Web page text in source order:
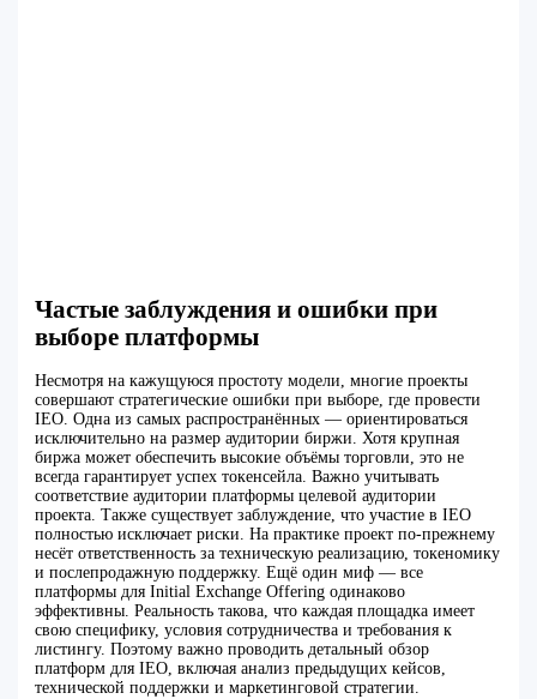
Частые заблуждения и ошибки при
выборе платформы
Несмотря на кажущуюся простоту модели, многие проекты
совершают стратегические ошибки при выборе, где провести
IEO. Одна из самых распространённых — ориентироваться
исключительно на размер аудитории биржи. Хотя крупная
биржа может обеспечить высокие объёмы торговли, это не
всегда гарантирует успех токенсейла. Важно учитывать
соответствие аудитории платформы целевой аудитории
проекта. Также существует заблуждение, что участие в IEO
полностью исключает риски. На практике проект по-прежнему
несёт ответственность за техническую реализацию, токеномику
и послепродажную поддержку. Ещё один миф — все
платформы для Initial Exchange Offering одинаково
эффективны. Реальность такова, что каждая площадка имеет
свою специфику, условия сотрудничества и требования к
листингу. Поэтому важно проводить детальный обзор
платформ для IEO, включая анализ предыдущих кейсов,
технической поддержки и маркетинговой стратегии.